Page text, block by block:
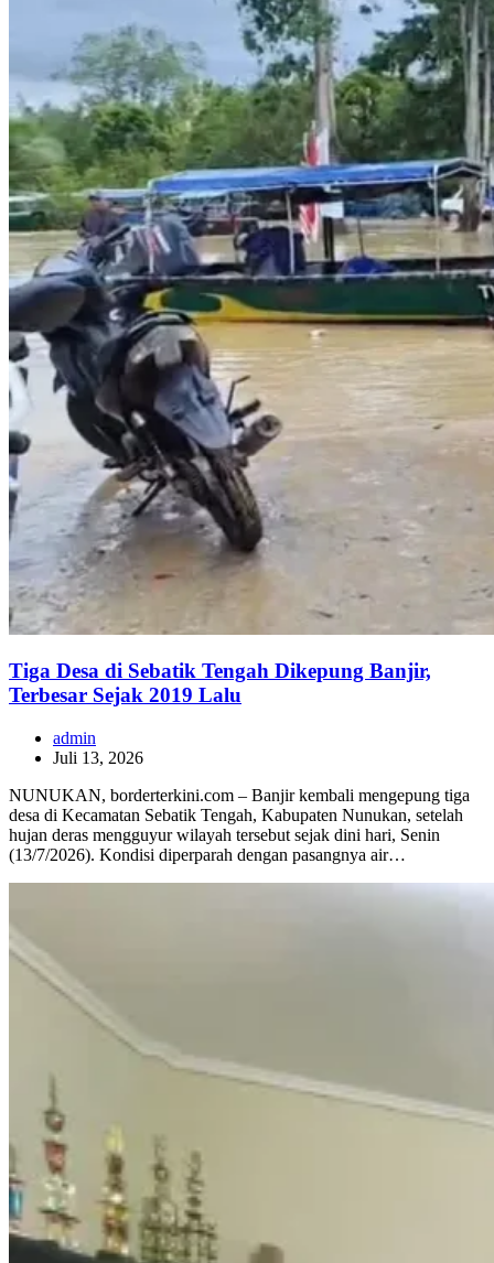
Tiga Desa di Sebatik Tengah Dikepung Banjir,
Terbesar Sejak 2019 Lalu
admin
Juli 13, 2026
NUNUKAN, borderterkini.com – Banjir kembali mengepung tiga
desa di Kecamatan Sebatik Tengah, Kabupaten Nunukan, setelah
hujan deras mengguyur wilayah tersebut sejak dini hari, Senin
(13/7/2026). Kondisi diperparah dengan pasangnya air…